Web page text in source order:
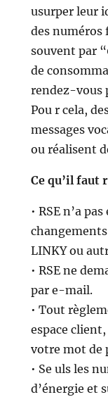
usurper leur
des
souvent par
de
rendez-vous
Pou r cela,
messages
ou réalisent
Ce qu’il faut
• RSE n’a
LINKY ou
• RSE ne
par e-mail.
• Tout
espace
votre mot de
• Se uls les
d’énergie et